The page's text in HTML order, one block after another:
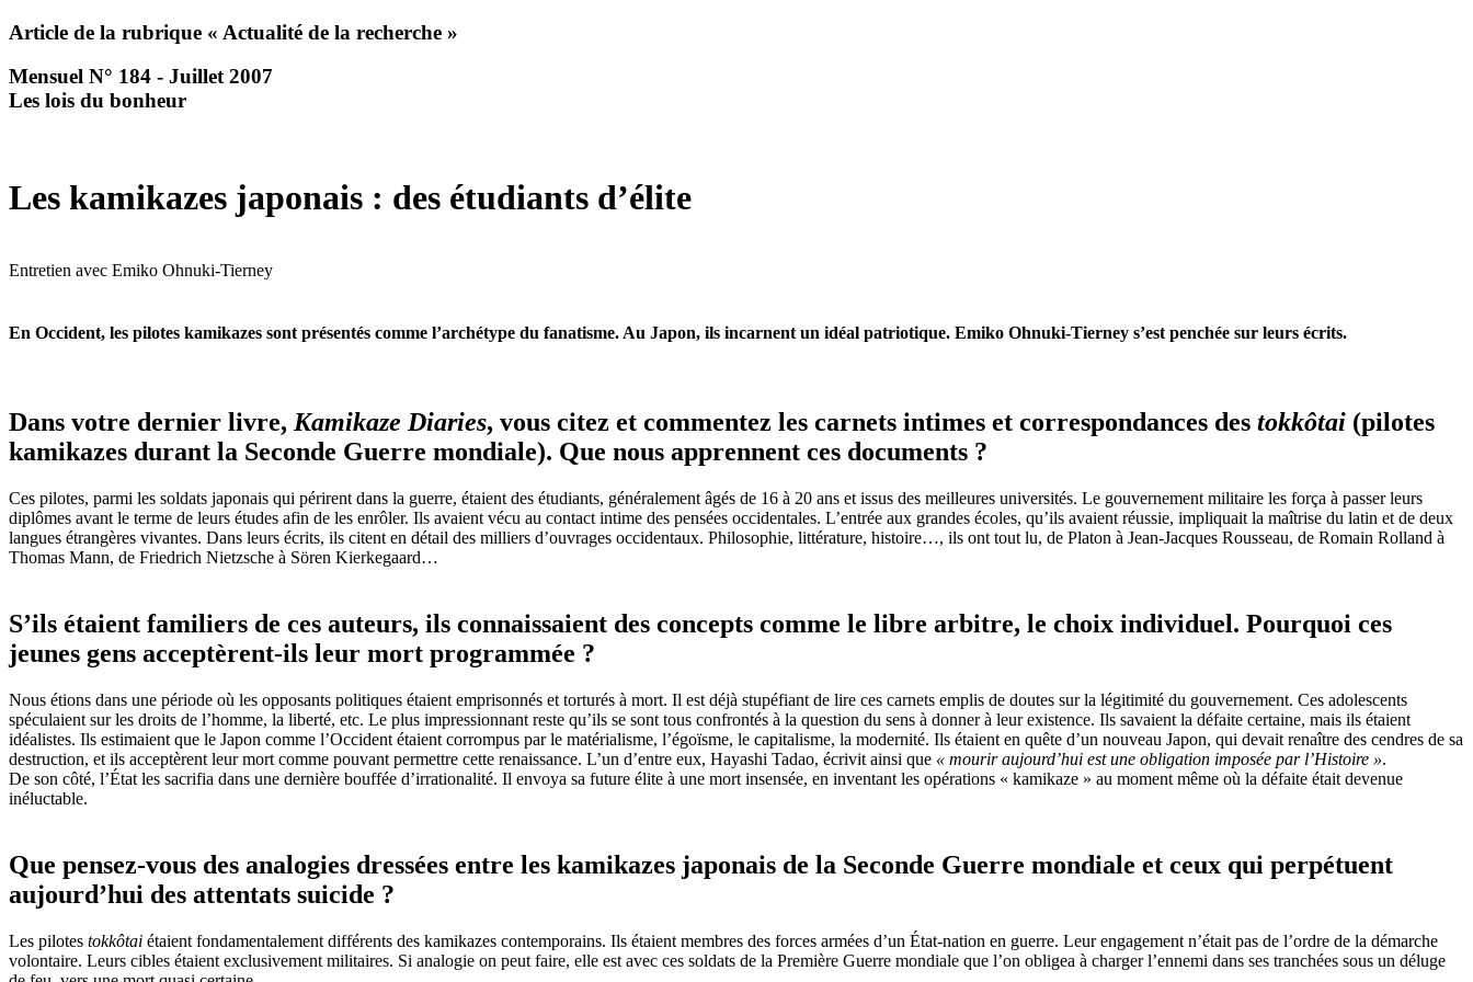
Article de la rubrique « Actualité de la recherche »
Mensuel N° 184 - Juillet 2007
Les lois du bonheur
Les kamikazes japonais : des étudiants d’élite
Entretien avec Emiko Ohnuki-Tierney
En Occident, les pilotes kamikazes sont présentés comme l’archétype du fanatisme. Au Japon, ils incarnent un idéal patriotique. Emiko Ohnuki-Tierney s’est penchée sur leurs écrits.
Dans votre dernier livre, Kamikaze Diaries, vous citez et commentez les carnets intimes et correspondances des tokkôtai (pilotes
kamikazes durant la Seconde Guerre mondiale). Que nous apprennent ces documents ?
Ces pilotes, parmi les soldats japonais qui périrent dans la guerre, étaient des étudiants, généralement âgés de 16 à 20 ans et issus des meilleures universités. Le gouvernement militaire les força à passer leurs
diplômes avant le terme de leurs études afin de les enrôler. Ils avaient vécu au contact intime des pensées occidentales. L’entrée aux grandes écoles, qu’ils avaient réussie, impliquait la maîtrise du latin et de deux
langues étrangères vivantes. Dans leurs écrits, ils citent en détail des milliers d’ouvrages occidentaux. Philosophie, littérature, histoire…, ils ont tout lu, de Platon à Jean-Jacques Rousseau, de Romain Rolland à
Thomas Mann, de Friedrich Nietzsche à Sören Kierkegaard…
S’ils étaient familiers de ces auteurs, ils connaissaient des concepts comme le libre arbitre, le choix individuel. Pourquoi ces
jeunes gens acceptèrent-ils leur mort programmée ?
Nous étions dans une période où les opposants politiques étaient emprisonnés et torturés à mort. Il est déjà stupéfiant de lire ces carnets emplis de doutes sur la légitimité du gouvernement. Ces adolescents
spéculaient sur les droits de l’homme, la liberté, etc. Le plus impressionnant reste qu’ils se sont tous confrontés à la question du sens à donner à leur existence. Ils savaient la défaite certaine, mais ils étaient
idéalistes. Ils estimaient que le Japon comme l’Occident étaient corrompus par le matérialisme, l’égoïsme, le capitalisme, la modernité. Ils étaient en quête d’un nouveau Japon, qui devait renaître des cendres de sa
destruction, et ils acceptèrent leur mort comme pouvant permettre cette renaissance. L’un d’entre eux, Hayashi Tadao, écrivit ainsi que « mourir aujourd’hui est une obligation imposée par l’Histoire ».
De son côté, l’État les sacrifia dans une dernière bouffée d’irrationalité. Il envoya sa future élite à une mort insensée, en inventant les opérations « kamikaze » au moment même où la défaite était devenue
inéluctable.
Que pensez-vous des analogies dressées entre les kamikazes japonais de la Seconde Guerre mondiale et ceux qui perpétuent
aujourd’hui des attentats suicide ?
Les pilotes tokkôtai étaient fondamentalement différents des kamikazes contemporains. Ils étaient membres des forces armées d’un État-nation en guerre. Leur engagement n’était pas de l’ordre de la démarche
volontaire. Leurs cibles étaient exclusivement militaires. Si analogie on peut faire, elle est avec ces soldats de la Première Guerre mondiale que l’on obligea à charger l’ennemi dans ses tranchées sous un déluge